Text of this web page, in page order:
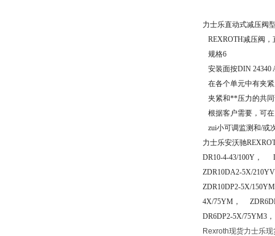
力士乐直动式减压阀
REXROTH减压阀
规格6
安装面按DIN 24340
在各个单元中有夹
夹紧和**压力的共
根据客户需要，可
zui小可调监测和/或
力士乐安沃驰
DR10-4-43/100Y，
ZDR10DA2-5X/
ZDR10DP2-5X/
4X/75YM，
DR6DP2-5X/75YM3
Rexroth现货力士乐